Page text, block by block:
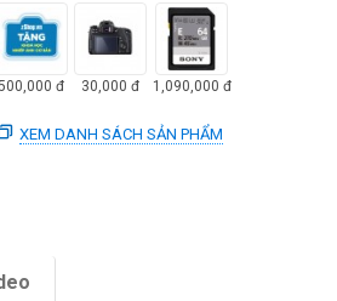
đ 30,000 đ 1,090,000 đ
XEM DANH SÁCH SẢN PHẨM